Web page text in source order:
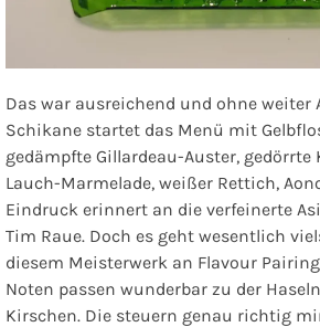
Das war ausreichend und ohne weiter
Schikane startet das Menü mit
gedämpfte Gillardeau-Auster, gedörrte
Lauch-Marmelade, weißer Rettich,
Eindruck erinnert an die verfeinerte
Tim Raue. Doch es geht wesentlich
diesem Meisterwerk an Flavour
Noten passen wunderbar zu der
Kirschen. Die steuern genau richtig